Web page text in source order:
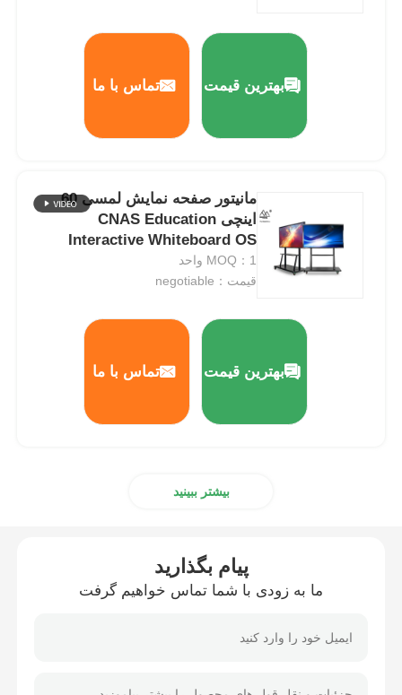
تخته سفید تعاملی IR
تخته سیاه هوشمند
بهترین قیمت تماس با ما
مانیتور صفحه نمایش لمسی 60
اینچی CNAS Education
Interactive Whiteboard OS
Windows 10
MOQ：1 واحد
قیمت：negotiable
بهترین قیمت تماس با ما
بیشتر ببینید
پیام بگذارید
ما به زودی با شما تماس خواهیم گرفت